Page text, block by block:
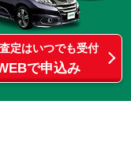
定はいつでも受付
で申込み